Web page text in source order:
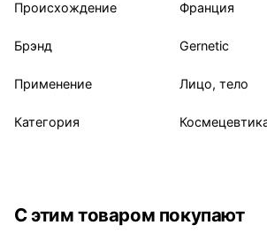
Происхождение Франция
Брэнд Gernetic
Применение Лицо, тело
Категория
С этим товаром покупают